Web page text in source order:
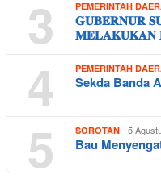
3 PEMERINTAH
𝐆𝐔𝐁𝐄𝐑𝐍𝐔𝐑
𝐌𝐄𝐋𝐀𝐊𝐔𝐊𝐀𝐍
4 PEMERINTAH
Sekda Banda
5 SOROTAN 5
Bau